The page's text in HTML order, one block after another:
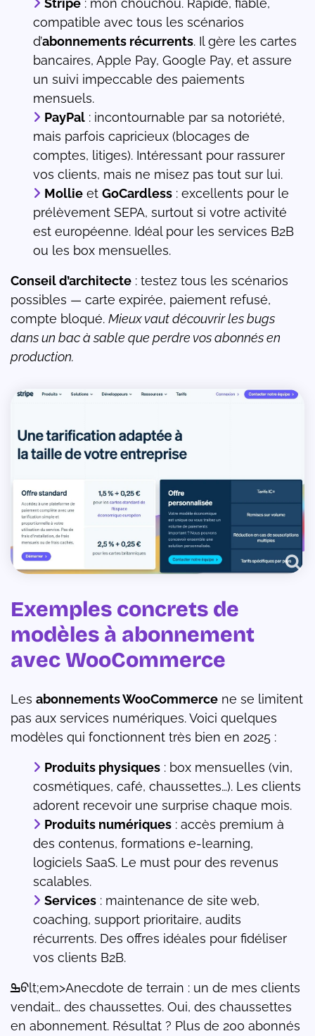
Stripe : mon chouchou. Rapide, fiable,
compatible avec tous les scénarios
d’abonnements récurrents. Il gère les cartes
bancaires, Apple Pay, Google Pay, et assure
un suivi impeccable des paiements
mensuels.
PayPal : incontournable par sa notoriété,
mais parfois capricieux (blocages de
comptes, litiges). Intéressant pour rassurer
vos clients, mais ne misez pas tout sur lui.
Mollie et GoCardless : excellents pour le
prélèvement SEPA, surtout si votre activité
est européenne. Idéal pour les services B2B
ou les box mensuelles.
Conseil d’architecte : testez tous les scénarios
possibles — carte expirée, paiement refusé,
compte bloqué. Mieux vaut découvrir les bugs
dans un bac à sable que perdre vos abonnés en
production.
Exemples concrets de
modèles à abonnement
avec WooCommerce
Les abonnements WooCommerce ne se limitent
pas aux services numériques. Voici quelques
modèles qui fonctionnent très bien en 2025 :
Produits physiques : box mensuelles (vin,
cosmétiques, café, chaussettes…). Les clients
adorent recevoir une surprise chaque mois.
Produits numériques : accès premium à
des contenus, formations e-learning,
logiciels SaaS. Le must pour des revenus
scalables.
Services : maintenance de site web,
coaching, support prioritaire, audits
récurrents. Des offres idéales pour fidéliser
vos clients B2B.
ߒᠦlt;em>Anecdote de terrain : un de mes clients
vendait… des chaussettes. Oui, des chaussettes
en abonnement. Résultat ? Plus de 200 abonnés